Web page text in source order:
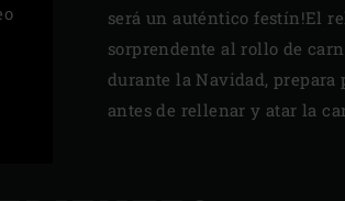
será un auténtico festín!El
sorprendente al rollo de
durante la Navidad, prepara
antes de rellenar y atar la